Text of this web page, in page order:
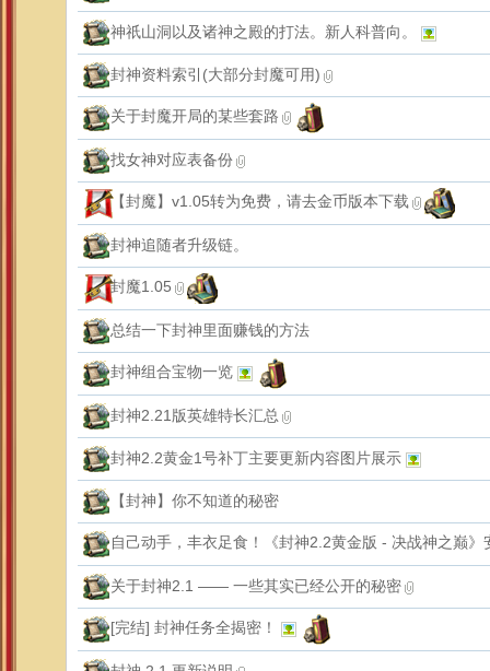
神祇山洞以及诸神之殿的打法。新人科普向。
封神资料索引(大部分封魔可用)
关于封魔开局的某些套路
找女神对应表备份
【封魔】v1.05转为免费，请去金币版本下载
封神追随者升级链。
封魔1.05
总结一下封神里面赚钱的方法
封神组合宝物一览
封神2.21版英雄特长汇总
封神2.2黄金1号补丁主要更新内容图片展示
【封神】你不知道的秘密
自己动手，丰衣足食！《封神2.2黄金版 - 决战神之巅》
关于封神2.1 —— 一些其实已经公开的秘密
[完结] 封神任务全揭密！